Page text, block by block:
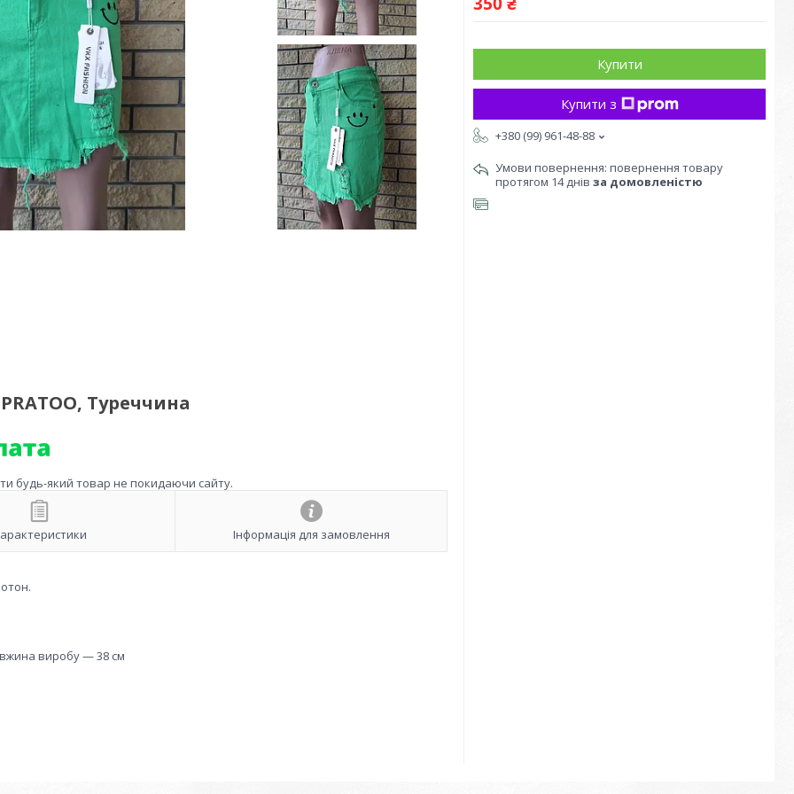
Туреччина
будь-який товар не покидаючи сайту.
Інформація для замовлення
виробу — 38 см
Купити
Купити з
+380 (99) 961-48-88
повернення товару
протягом 14 днів за домовленістю